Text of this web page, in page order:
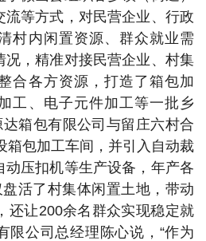
等方式，对民营企业、行政
村内闲置资源、群众就业需
况，精准对接民营企业、村集
合各方资源，打造了箱包加
工、电子元件加工等一批乡
达箱包有限公司与留庄六村合
箱包加工车间，并引入自动裁
动压扣机等生产设备，年产各
活了村集体闲置土地，带动
还让200余名群众实现稳定就
限公司总经理陈心说，“作为